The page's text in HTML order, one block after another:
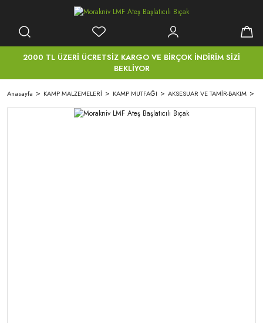
2000 TL ÜZERİ ÜCRETSİZ KARGO VE BİRÇOK İNDİRİM SİZİ
BEKLİYOR
Anasayfa KAMP MALZEMELERİ KAMP MUTFAĞI AKSESUAR VE TAMİR-BAKIM